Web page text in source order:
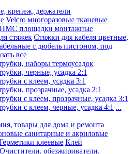
крепеж, держатели
Velcro многоразовые тканевые
ПМС площадки монтажные
стяжек Стяжки для кабеля цветные,
с дюбель пистоном, под
все
наборы термоусадок
черные, усадка 2:1
с клеем, усадка 3:1
прозрачные, усадка 2:1
с клеем, прозрачные, усадка 3:1
с клеем, черные, усадка 4:1 ...
товары для дома и ремонта
санитарные и акриловые
клеевые Клей
Очистители, обезжириватели,